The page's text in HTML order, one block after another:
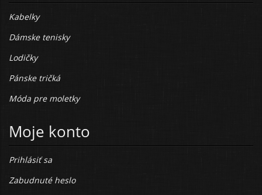
Kabelky
Dámske tenisky
Lodičky
Pánske tričká
Móda pre moletky
Moje konto
Prihlásiť sa
Zabudnuté heslo